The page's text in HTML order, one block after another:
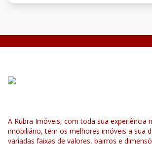
A Rubra Imóveis, com toda sua experiência
imobiliário, tem os melhores imóveis a sua
variadas faixas de valores, bairros e